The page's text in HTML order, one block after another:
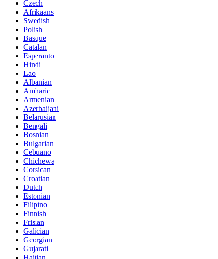
Czech
Afrikaans
Swedish
Polish
Basque
Catalan
Esperanto
Hindi
Lao
Albanian
Amharic
Armenian
Azerbaijani
Belarusian
Bengali
Bosnian
Bulgarian
Cebuano
Chichewa
Corsican
Croatian
Dutch
Estonian
Filipino
Finnish
Frisian
Galician
Georgian
Gujarati
Haitian